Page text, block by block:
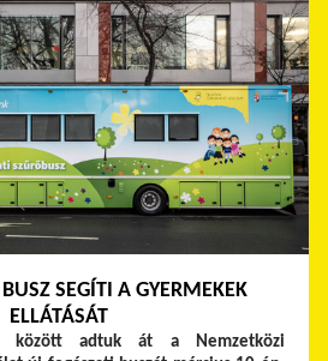
SEGÍTI A GYERMEKEK
ELLÁTÁSÁT
között adtuk át a Nemzetközi